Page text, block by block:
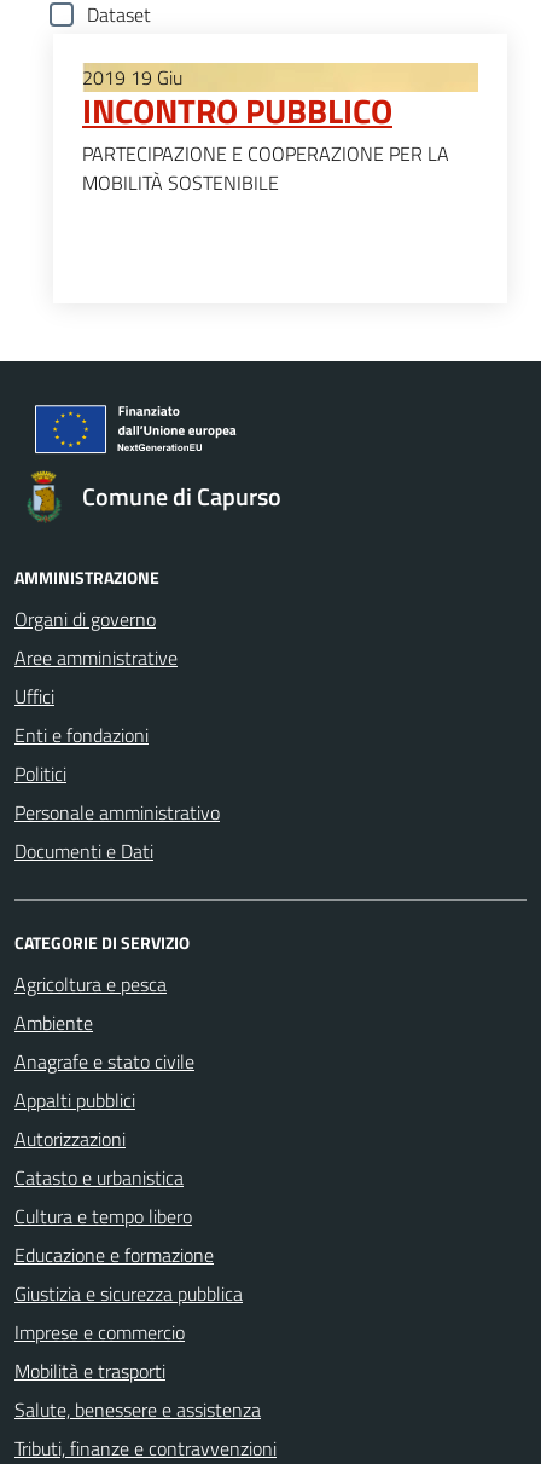
Dataset
2019 19 Giu
INCONTRO PUBBLICO
PARTECIPAZIONE E COOPERAZIONE PER LA
MOBILITÀ SOSTENIBILE
Comune di Capurso
AMMINISTRAZIONE
Organi di governo
Aree amministrative
Uffici
Enti e fondazioni
Politici
Personale amministrativo
Documenti e Dati
CATEGORIE DI SERVIZIO
Agricoltura e pesca
Ambiente
Anagrafe e stato civile
Appalti pubblici
Autorizzazioni
Catasto e urbanistica
Cultura e tempo libero
Educazione e formazione
Giustizia e sicurezza pubblica
Imprese e commercio
Mobilità e trasporti
Salute, benessere e assistenza
Tributi, finanze e contravvenzioni